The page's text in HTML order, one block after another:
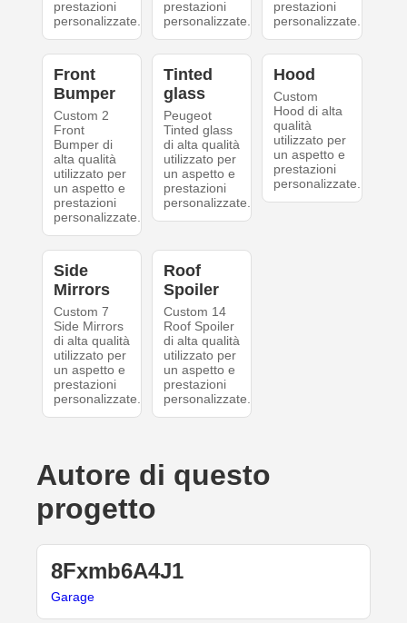
prestazioni
personalizzate.
prestazioni
personalizzate.
prestazioni
personalizzate.
Front
Bumper
Custom 2
Front
Bumper di
alta qualità
utilizzato per
un aspetto e
prestazioni
personalizzate.
Tinted
glass
Peugeot
Tinted glass
di alta qualità
utilizzato per
un aspetto e
prestazioni
personalizzate.
Hood
Custom
Hood di alta
qualità
utilizzato per
un aspetto e
prestazioni
personalizzate.
Side
Mirrors
Custom 7
Side Mirrors
di alta qualità
utilizzato per
un aspetto e
prestazioni
personalizzate.
Roof
Spoiler
Custom 14
Roof Spoiler
di alta qualità
utilizzato per
un aspetto e
prestazioni
personalizzate.
Autore di questo
progetto
8Fxmb6A4J1
Garage